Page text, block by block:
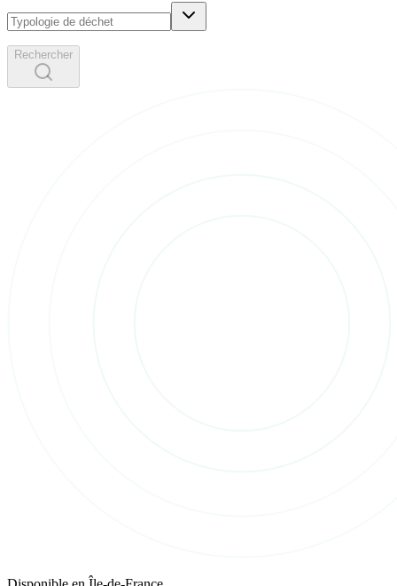
Rechercher